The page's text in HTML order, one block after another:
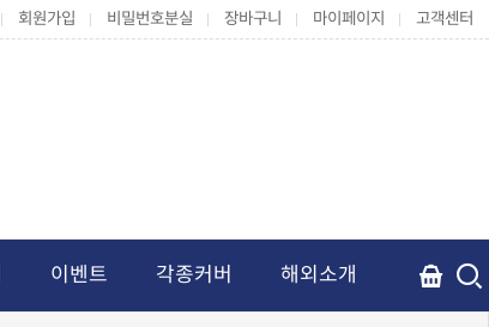
회원가입 비밀번호분실 장바구니 마이페이지 고객센터
이벤트 각종커버 해외소개